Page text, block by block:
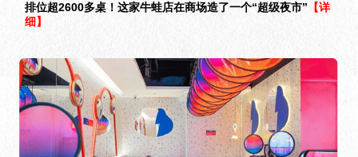
排位超2600多桌！这家牛蛙店在商场造了一个“超级夜市” 【详
细】